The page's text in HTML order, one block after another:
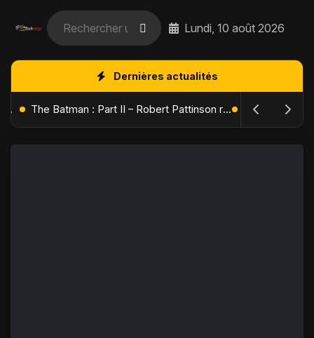
Lundi, 10 août 2026
Dernières actualités
L'Âge de Glace : Le Réveil du Volcan – Manny, Sid et Diego de retour pour une aventure explosive The Batman : Part II – Robert Pattinson replonge dans les ténèbres de Gotham dès octobre 2027